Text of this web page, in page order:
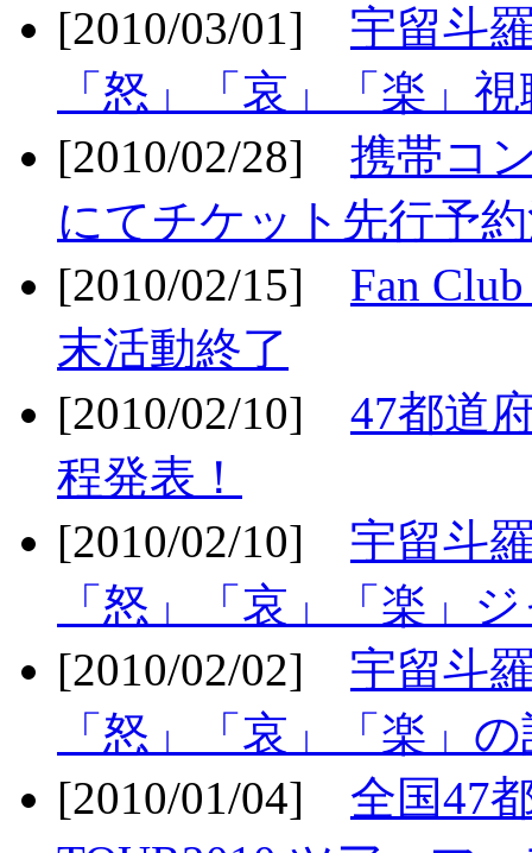
[2010/03/01] 宇留斗
「怒」「哀」「楽」
[2010/02/28] 携帯コ
にてチケット先行予
[2010/02/15] Fan
末活動終了
[2010/02/10] 47都道
程発表！
[2010/02/10] 宇留斗
「怒」「哀」「楽」
[2010/02/02] 宇留斗
「怒」「哀」「楽」
[2010/01/04] 全国47